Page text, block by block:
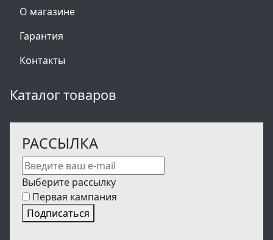
О магазине
Гарантия
Контакты
Каталог товаров
РАССЫЛКА
Выберите рассылку
Первая кампания
Подписаться